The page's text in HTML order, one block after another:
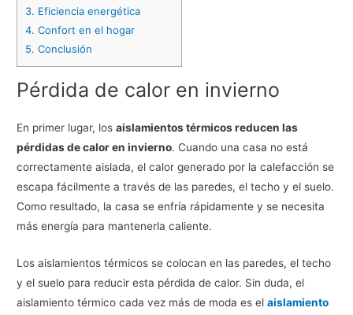
3. Eficiencia energética
4. Confort en el hogar
5. Conclusión
Pérdida de calor en invierno
En primer lugar, losaislamientos térmicos reducen las
pérdidas de calor en invierno. Cuando una casa no está
correctamente aislada, el calor generado por la calefacción se
escapa fácilmente a través de las paredes, el techo y el suelo.
Como resultado, la casa se enfría rápidamente y se necesita
más energía para mantenerla caliente.
Los aislamientos térmicos se colocan en las paredes, el techo
y el suelo para reducir esta pérdida de calor. Sin duda, el
aislamiento térmico cada vez más de moda es elaislamiento